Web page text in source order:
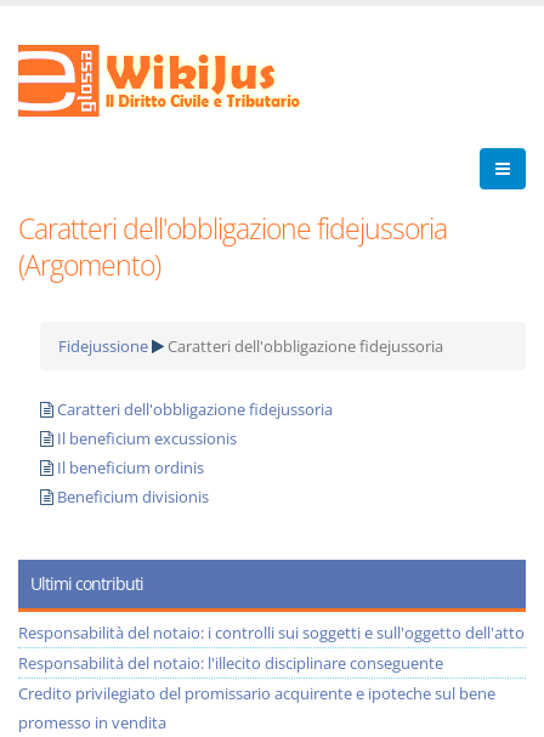
Caratteri dell'obbligazione fidejussoria
(Argomento)
Fidejussione Caratteri dell'obbligazione fidejussoria
Caratteri dell'obbligazione fidejussoria
Il beneficium excussionis
Il beneficium ordinis
Beneficium divisionis
Ultimi contributi
Responsabilità del notaio: i controlli sui soggetti e sull'oggetto dell'atto
Responsabilità del notaio: l'illecito disciplinare conseguente
Credito privilegiato del promissario acquirente e ipoteche sul bene
promesso in vendita